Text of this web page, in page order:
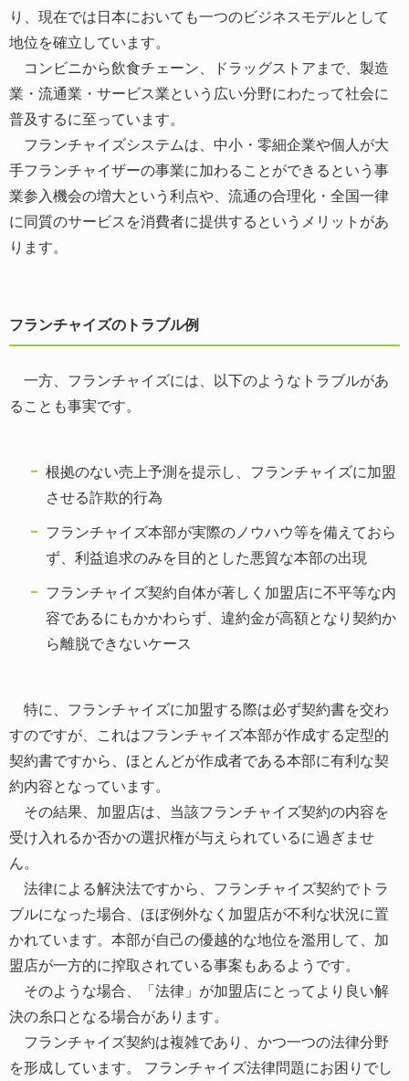
り、現在では日本においても一つのビジネスモデルとして
地位を確立しています。
コンビニから飲食チェーン、ドラッグストアまで、製造
業・流通業・サービス業という広い分野にわたって社会に
普及するに至っています。
フランチャイズシステムは、中小・零細企業や個人が大
手フランチャイザーの事業に加わることができるという事
業参入機会の増大という利点や、流通の合理化・全国一律
に同質のサービスを消費者に提供するというメリットがあ
ります。
フランチャイズのトラブル例
一方、フランチャイズには、以下のようなトラブルがあ
ることも事実です。
根拠のない売上予測を提示し、フランチャイズに加盟
させる詐欺的行為
フランチャイズ本部が実際のノウハウ等を備えておら
ず、利益追求のみを目的とした悪貿な本部の出現
フランチャイズ契約自体が著しく加盟店に不平等な内
容であるにもかかわらず、違約金が高額となり契約か
ら離脱できないケース
特に、フランチャイズに加盟する際は必ず契約書を交わ
すのですが、これはフランチャイズ本部が作成する定型的
契約書ですから、ほとんどが作成者である本部に有利な契
約内容となっています。
その結果、加盟店は、当該フランチャイズ契約の内容を
受け入れるか否かの選択権が与えられているに過ぎませ
ん。
法律による解決法ですから、フランチャイズ契約でトラ
ブルになった場合、ほぼ例外なく加盟店が不利な状況に置
かれています。本部が自己の優越的な地位を濫用して、加
盟店が一方的に搾取されている事案もあるようです。
そのような場合、「法律」が加盟店にとってより良い解
決の糸口となる場合があります。
フランチャイズ契約は複雑であり、かつ一つの法律分野
を形成しています。 フランチャイズ法律問題にお困りでし